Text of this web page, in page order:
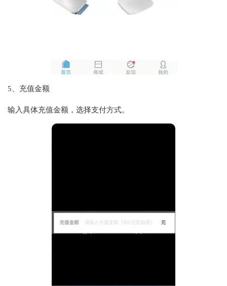
5、充值金额
输入具体充值金额，选择支付方式。